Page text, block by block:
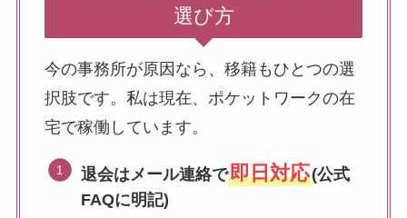
選び方
今の事務所が原因なら、移籍もひとつの選
択肢です。私は現在、ポケットワークの在
宅で稼働しています。
退会はメール連絡で即日対応(公式
FAQに明記)